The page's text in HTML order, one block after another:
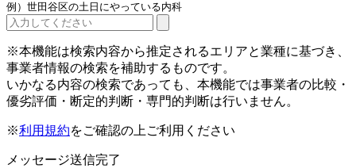
例）世田谷区の土日にやっている内科
※本機能は検索内容から推定されるエリアと業種に基づき、
事業者情報の検索を補助するものです。
いかなる内容の検索であっても、本機能では事業者の比較・
優劣評価・断定的判断・専門的判断は行いません。
※利用規約をご確認の上ご利用ください
メッセージ送信完了